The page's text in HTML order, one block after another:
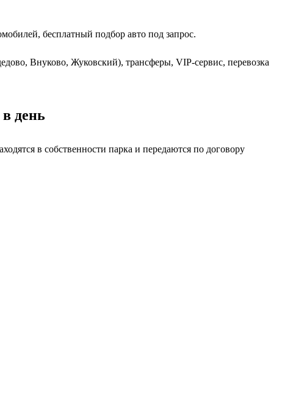
бесплатный подбор авто под запрос.
Внуково, Жуковский), трансферы, VIP-сервис, перевозка
день
в собственности парка и передаются по договору